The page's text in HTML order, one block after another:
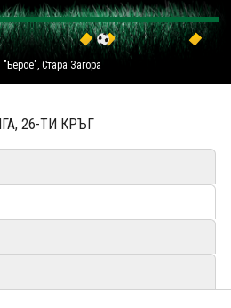
"Берое", Стара Загора
26-ТИ КРЪГ